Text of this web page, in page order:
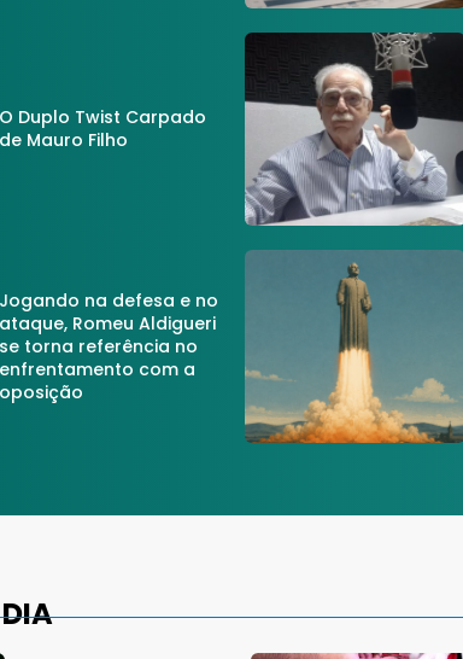
O Duplo Twist Carpado
de Mauro Filho
Jogando na defesa e no
ataque, Romeu Aldigueri
se torna referência no
enfrentamento com a
oposição